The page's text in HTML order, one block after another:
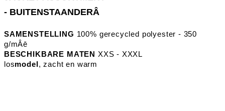
- BUITENSTAANDERÂ
SAMENSTELLING 100% gerecycled polyester - 350
g/mÂē
BESCHIKBARE MATEN XXS - XXXL
losmodel, zacht en warm